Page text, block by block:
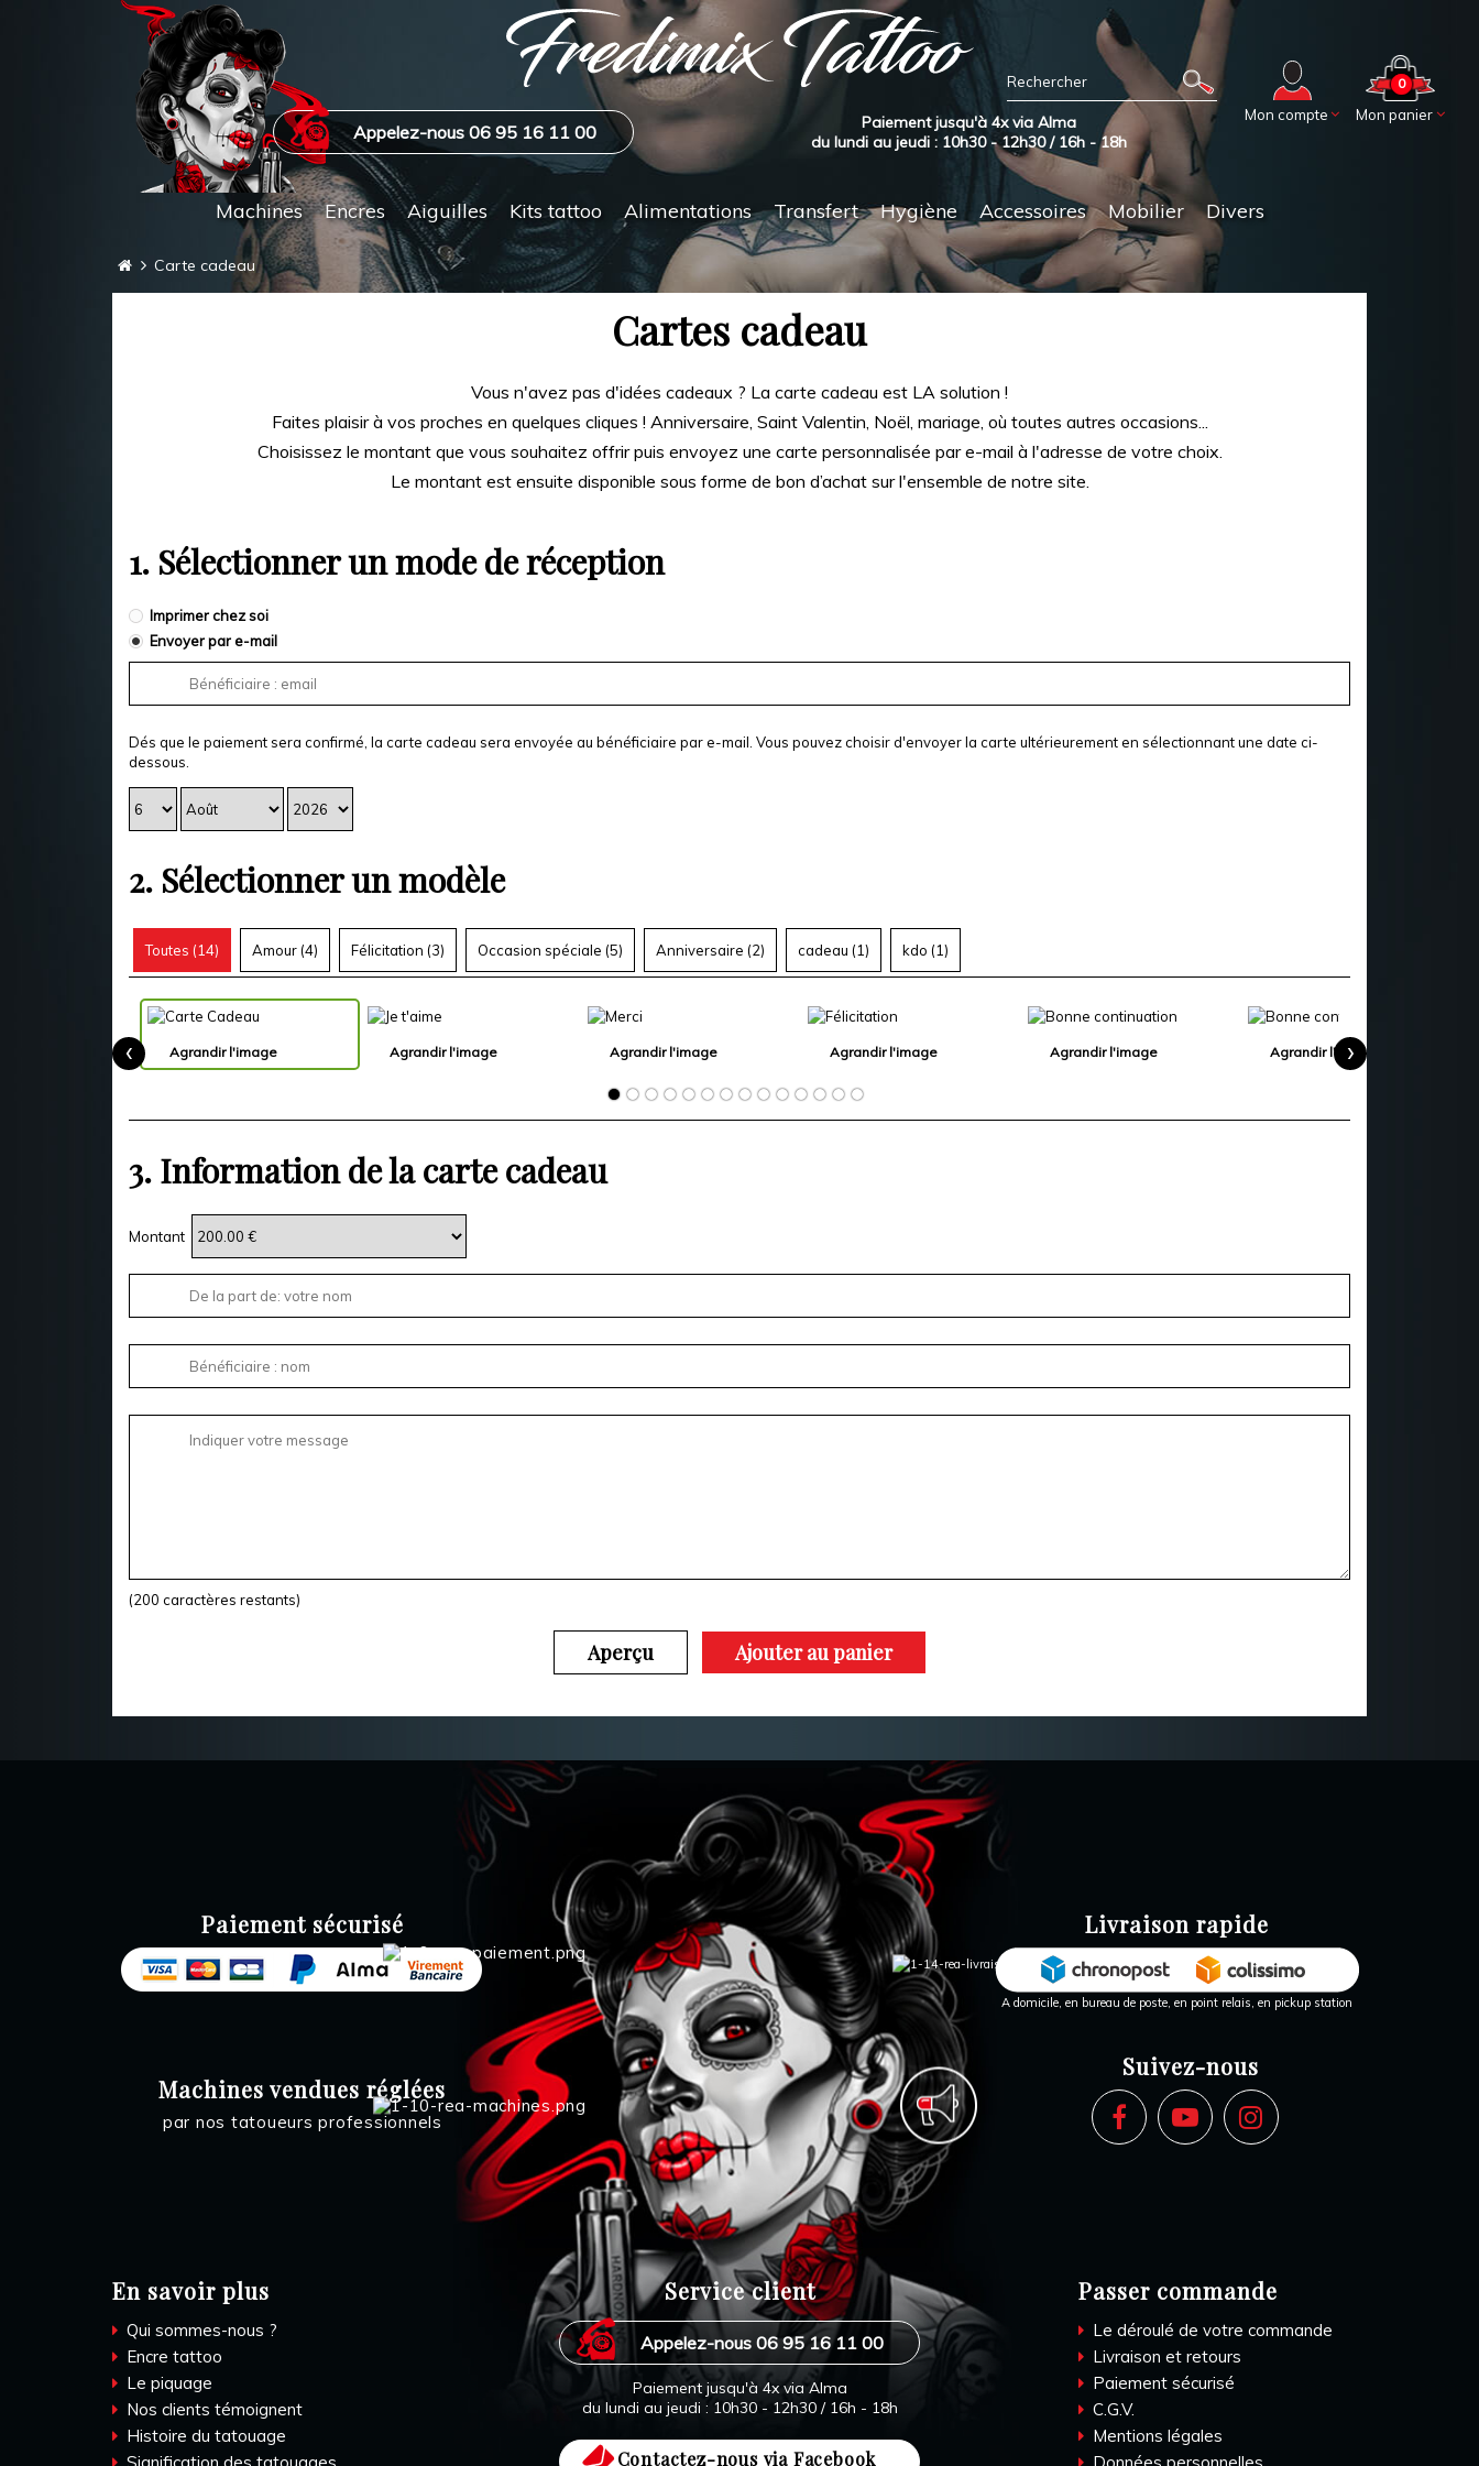
Mon panier
0
Mon compte
Appelez-nous 06 95 16 11 00
Paiement jusqu'à 4x via Alma
du lundi au jeudi : 10h30 - 12h30 / 16h - 18h
Machines Encres Aiguilles Kits tattoo Alimentations Transfert Hygiène Accessoires Mobilier Divers
Carte cadeau
Cartes cadeau
Vous n'avez pas d'idées cadeaux ? La carte cadeau est LA solution !
Faites plaisir à vos proches en quelques cliques ! Anniversaire, Saint Valentin, Noël, mariage, où toutes autres occasions...
Choisissez le montant que vous souhaitez offrir puis envoyez une carte personnalisée par e-mail à l'adresse de votre choix.
Le montant est ensuite disponible sous forme de bon d’achat sur l'ensemble de notre site.
1. Sélectionner un mode de réception
Imprimer chez soi
Envoyer par e-mail
Dés que le paiement sera confirmé, la carte cadeau sera envoyée au bénéficiaire par e-mail. Vous pouvez choisir d'envoyer la carte ultérieurement en sélectionnant une date ci-
dessous.
2. Sélectionner un modèle
Toutes (14) Amour (4) Félicitation (3) Occasion spéciale (5) Anniversaire (2) cadeau (1) kdo (1)
Agrandir l'image Agrandir l'image Agrandir l'image Agrandir l'image Agrandir l'image Agrandir l'image
‹ ›
3. Information de la carte cadeau
Montant
(200 caractères restants)
Aperçu Ajouter au panier
Paiement sécurisé
Machines vendues réglées
par nos tatoueurs professionnels
Livraison rapide
A domicile, en bureau de poste, en point relais, en pickup station
Suivez-nous
En savoir plus
Qui sommes-nous ?
Encre tattoo
Le piquage
Nos clients témoignent
Histoire du tatouage
Service client
Appelez-nous 06 95 16 11 00
Paiement jusqu'à 4x via Alma
du lundi au jeudi : 10h30 - 12h30 / 16h - 18h
Contactez-nous via Facebook
Passer commande
Le déroulé de votre commande
Livraison et retours
Paiement sécurisé
C.G.V.
Mentions légales